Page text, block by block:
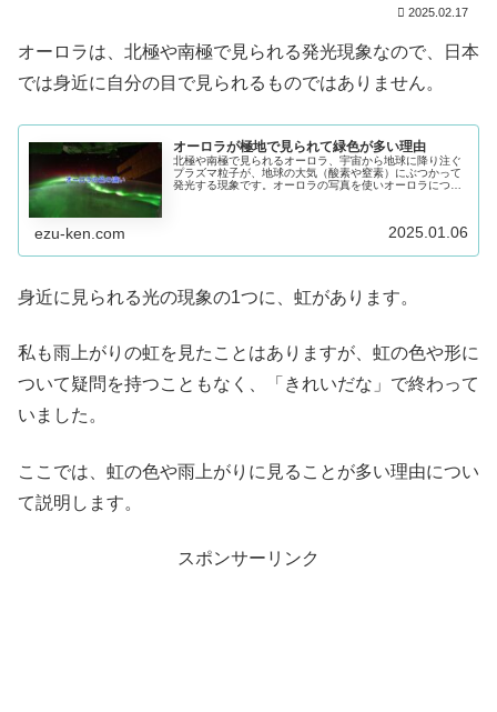
2025.02.17
オーロラは、北極や南極で見られる発光現象なので、日本
では身近に自分の目で見られるものではありません。
オーロラが極地で見られて緑色が多い理由
北極や南極で見られるオーロラ、宇宙から地球に降り注ぐ
プラズマ粒子が、地球の大気（酸素や窒素）にぶつかって
発光する現象です。オーロラの写真を使いオーロラについ
ezu-ken.com 2025.01.06
身近に見られる光の現象の1つに、虹があります。
私も雨上がりの虹を見たことはありますが、虹の色や形に
ついて疑問を持つこともなく、「きれいだな」で終わって
いました。
ここでは、虹の色や雨上がりに見ることが多い理由につい
て説明します。
スポンサーリンク